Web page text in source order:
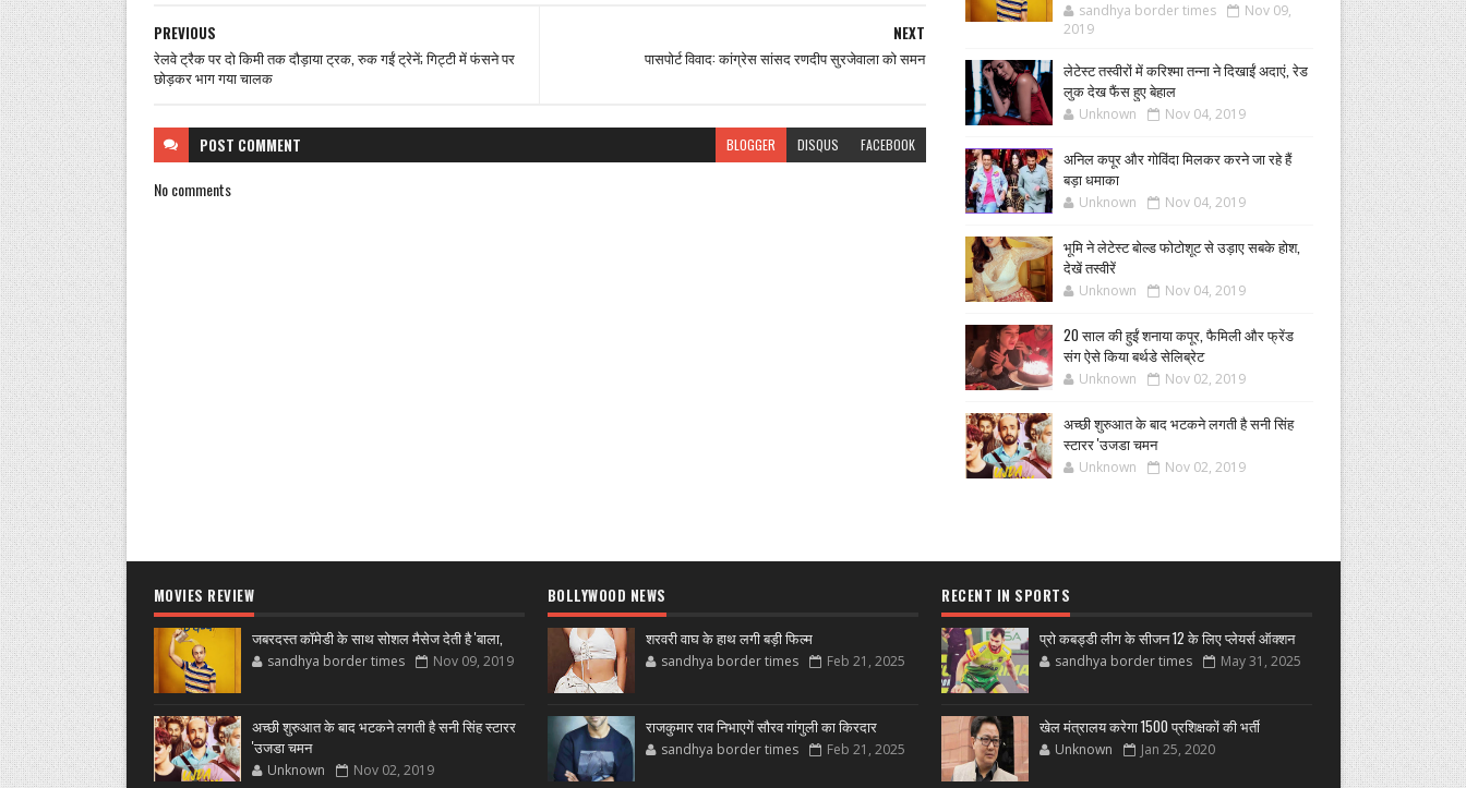
NEXT
पासपोर्ट विवाद: कांग्रेस सांसद रणदीप सुरजेवाला को समन
PREVIOUS
रेलवे ट्रैक पर दो किमी तक दौड़ाया ट्रक, रुक गईं ट्रेनें; गिट्टी में फंसने पर
छोड़कर भाग गया चालक
POST COMMENT BLOGGER DISQUS FACEBOOK
No comments
sandhya border times
Nov 09,
2019
लेटेस्ट तस्वीरों में करिश्मा तन्ना ने दिखाईं अदाएं, रेड
लुक देख फैंस हुए बेहाल
Unknown Nov 04, 2019
अनिल कपूर और गोविंदा मिलकर करने जा रहे हैं
बड़ा धमाका
Unknown Nov 04, 2019
भूमि ने लेटेस्ट बोल्ड फोटोशूट से उड़ाए सबके होश,
देखें तस्वीरें
Unknown Nov 04, 2019
20 साल की हुईं शनाया कपूर, फैमिली और फ्रेंड
संग ऐसे किया बर्थडे सेलिब्रेट
Unknown Nov 02, 2019
अच्छी शुरुआत के बाद भटकने लगती है सनी सिंह
स्टारर 'उजडा चमन
Unknown Nov 02, 2019
MOVIES REVIEW
जबरदस्त कॉमेडी के साथ सोशल मैसेज देती है 'बाला,
sandhya border times Nov 09, 2019
अच्छी शुरुआत के बाद भटकने लगती है सनी सिंह स्टारर
'उजडा चमन
Unknown Nov 02, 2019
BOLLYWOOD NEWS
शरवरी वाघ के हाथ लगी बड़ी फिल्म
sandhya border times Feb 21, 2025
राजकुमार राव निभाएगें सौरव गांगुली का किरदार
sandhya border times Feb 21, 2025
RECENT IN SPORTS
प्रो कबड्डी लीग के सीजन 12 के लिए प्लेयर्स ऑक्शन
sandhya border times May 31, 2025
खेल मंत्रालय करेगा 1500 प्रशिक्षकों की भर्ती
Unknown Jan 25, 2020